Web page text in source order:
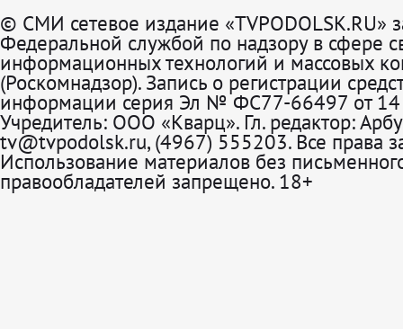
© СМИ сетевое издание «TVPODOLSK.RU»
Федеральной службой по надзору в сфере
информационных технологий и массовых
(Роскомнадзор). Запись о регистрации
информации серия Эл № ФС77-66497 от 14
Учредитель: ООО «Кварц». Гл. редактор:
tv@tvpodolsk.ru, (4967) 555203. Все права
Использование материалов без
правообладателей запрещено. 18+